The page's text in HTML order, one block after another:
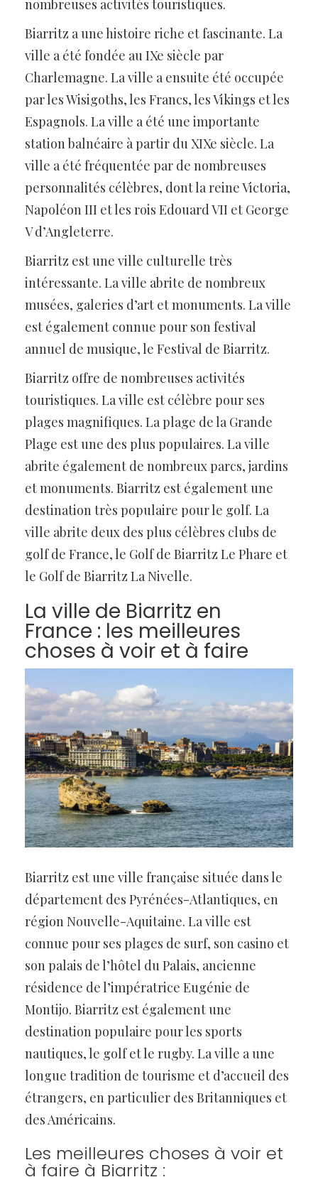
nombreuses activités touristiques.
Biarritz a une histoire riche et fascinante. La
ville a été fondée au IXe siècle par
Charlemagne. La ville a ensuite été occupée
par les Wisigoths, les Francs, les Vikings et les
Espagnols. La ville a été une importante
station balnéaire à partir du XIXe siècle. La
ville a été fréquentée par de nombreuses
personnalités célèbres, dont la reine Victoria,
Napoléon III et les rois Edouard VII et George
V d’Angleterre.
Biarritz est une ville culturelle très
intéressante. La ville abrite de nombreux
musées, galeries d’art et monuments. La ville
est également connue pour son festival
annuel de musique, le Festival de Biarritz.
Biarritz offre de nombreuses activités
touristiques. La ville est célèbre pour ses
plages magnifiques. La plage de la Grande
Plage est une des plus populaires. La ville
abrite également de nombreux parcs, jardins
et monuments. Biarritz est également une
destination très populaire pour le golf. La
ville abrite deux des plus célèbres clubs de
golf de France, le Golf de Biarritz Le Phare et
le Golf de Biarritz La Nivelle.
La ville de Biarritz en
France : les meilleures
choses à voir et à faire
Biarritz est une ville française située dans le
département des Pyrénées-Atlantiques, en
région Nouvelle-Aquitaine. La ville est
connue pour ses plages de surf, son casino et
son palais de l’hôtel du Palais, ancienne
résidence de l’impératrice Eugénie de
Montijo. Biarritz est également une
destination populaire pour les sports
nautiques, le golf et le rugby. La ville a une
longue tradition de tourisme et d’accueil des
étrangers, en particulier des Britanniques et
des Américains.
Les meilleures choses à voir et
à faire à Biarritz :